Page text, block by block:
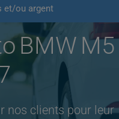
et/ou argent
BMW M5
nos clients pour leur